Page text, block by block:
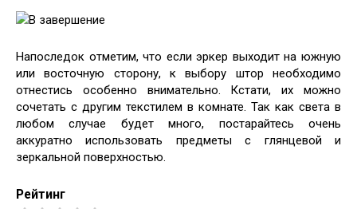
В завершение
Напоследок отметим, что если эркер выходит на южную
или восточную сторону, к выбору штор необходимо
отнестись особенно внимательно. Кстати, их можно
сочетать с другим текстилем в комнате. Так как света в
любом случае будет много, постарайтесь очень
аккуратно использовать предметы с глянцевой и
зеркальной поверхностью.
Рейтинг